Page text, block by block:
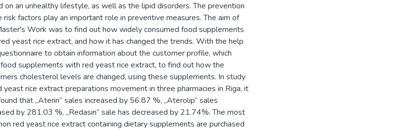
on an unhealthy lifestyle, as well as the lipid disorders. The prevention
risk factors play an important role in preventive measures. The aim of
Work was to find out how widely consumed food supplements
yeast rice extract, and how it has changed the trends. With the help
to obtain information about the customer profile, which
supplements with red yeast rice extract, to find out how the
cholesterol levels are changed, using these supplements. In study
yeast rice extract preparations movement in three pharmacies in Riga, it
that „Aterin” sales increased by 56.87 %, „Aterolip” sales
by 281.03 %, „Redasin” sale has decreased by 21.74%. The most
red yeast rice extract containing dietary supplements are purchased